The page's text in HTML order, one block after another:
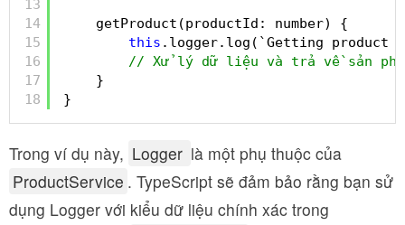
13
14
15
16
17
18
getProduct(productId: number) {
this .logger.log(`Getting product
// Xử lý dữ liệu và trả về sản
}
}
Trong ví dụ này, Logger là một phụ thuộc của
ProductService . TypeScript sẽ đảm bảo rằng bạn sử
dụng Logger với kiểu dữ liệu chính xác trong